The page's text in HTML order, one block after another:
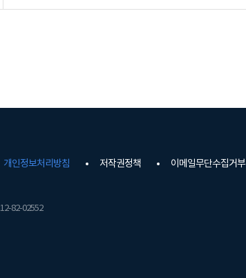
개인정보처리방침 저작권정책 이메일무단수집거부
82-02552